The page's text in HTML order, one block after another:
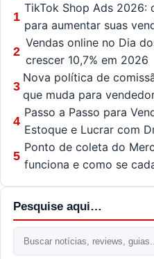
1
TikTok Shop Ads 2026:
para aumentar suas
2
Vendas online no Dia
crescer 10,7% em 2026
3
Nova política de
que muda para
4
Passo a Passo para
Estoque e Lucrar com
5
Ponto de coleta do
funciona e como se
Pesquise aqui…